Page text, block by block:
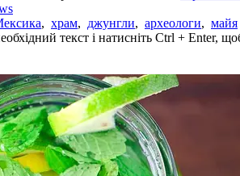
, храм, джунгли, археологи, майя
текст і натисніть Ctrl + Enter,